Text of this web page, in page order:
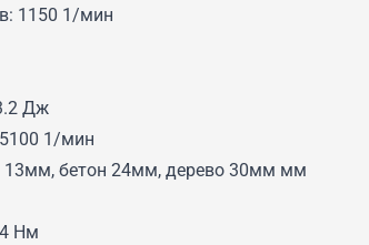
1150 1/мин
Дж
1/мин
13мм, бетон 24мм, дерево 30мм мм
Нм